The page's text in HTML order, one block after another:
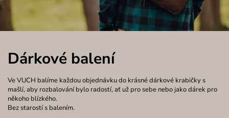
Dárkové balení
Ve VUCH balíme každou objednávku do krásné dárkové krabičky s
mašlí, aby rozbalování bylo radostí, ať už pro sebe nebo jako dárek pro
někoho blízkého.
Bez starostí s balením.